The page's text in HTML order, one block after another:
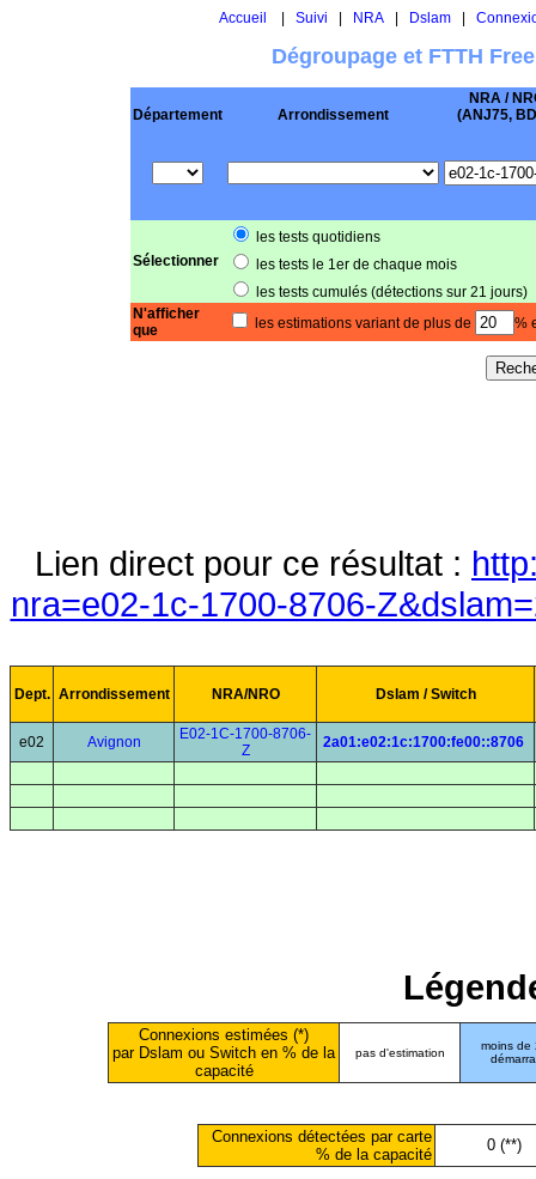
Accueil Suivi NRA| Dslam|
Dégroupage et FTTH
Département Arrondissement
NRA /
(ANJ75,
Sélectionner
les tests quotidiens
les tests le 1er de chaque mois
les tests cumulés (détections sur 21 jours)
N'afficher
que
les estimations variant de plus de %
Lien direct pour ce résultat :
nra=e02-1c-1700-8706-
Dept. Arrondissement NRA/NRO Dslam / Switch
e02 Avignon
E02-1C-1700-8706-
Z
2a01:e02:1c:1700:fe00::8706
Connexions estimées (*)
par Dslam ou Switch en % de la
capacité
pas d'estimation
moins de
Connexions détectées par carte
% de la capacité
0 (**)